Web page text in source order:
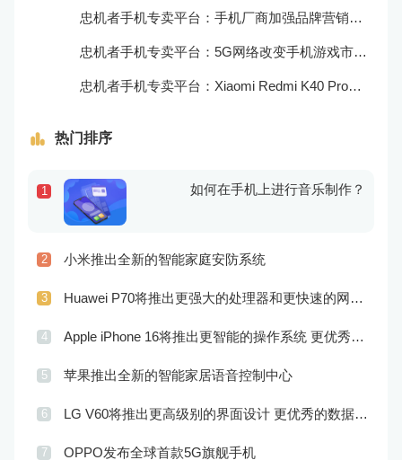
忠机者手机专卖平台：手机厂商加强品牌营销和用户服务
忠机者手机专卖平台：5G网络改变手机游戏市场格局
忠机者手机专卖平台：Xiaomi Redmi K40 Pro发布，搭载顶级的处理器和优秀的摄像头
热门排序
1 如何在手机上进行音乐制作？
2 小米推出全新的智能家庭安防系统
3 Huawei P70将推出更强大的处理器和更快速的网络连接
4 Apple iPhone 16将推出更智能的操作系统 更优秀的音频效果
5 苹果推出全新的智能家居语音控制中心
6 LG V60将推出更高级别的界面设计 更优秀的数据隐私保护
7 OPPO发布全球首款5G旗舰手机